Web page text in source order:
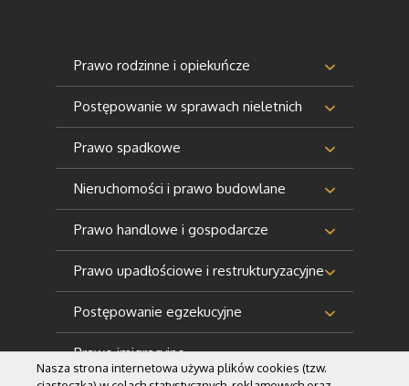
Prawo rodzinne i opiekuńcze
Postępowanie w sprawach nieletnich
Prawo spadkowe
Nieruchomości i prawo budowlane
Prawo handlowe i gospodarcze
Prawo upadłościowe i restrukturyzacyjne
Postępowanie egzekucyjne
Prawo imigracyjne
Nasza strona internetowa używa plików cookies (tzw.